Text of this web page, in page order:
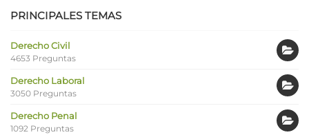
PRINCIPALES TEMAS
Derecho Civil
4653 Preguntas
Derecho Laboral
3050 Preguntas
Derecho Penal
1092 Preguntas